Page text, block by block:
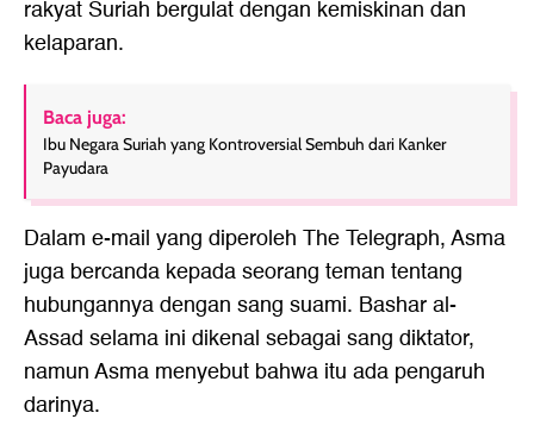
rakyat Suriah bergulat dengan kemiskinan dan
kelaparan.
Baca juga:
Ibu Negara Suriah yang Kontroversial Sembuh dari Kanker
Payudara
Dalam e-mail yang diperoleh The Telegraph, Asma
juga bercanda kepada seorang teman tentang
hubungannya dengan sang suami. Bashar al-
Assad selama ini dikenal sebagai sang diktator,
namun Asma menyebut bahwa itu ada pengaruh
darinya.